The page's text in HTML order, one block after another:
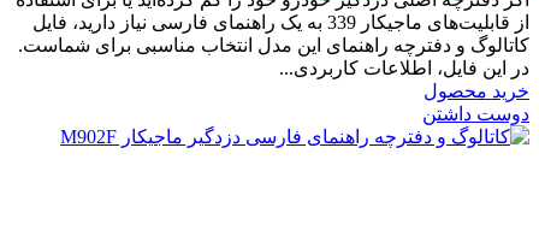
از قابلیت‌های ماجیکار 339 به یک راهنمای فارسی نیاز دارید، فایل
کاتالوگ و دفترچه راهنمای این مدل انتخاب مناسبی برای شماست.
در این فایل، اطلاعات کاربردی...
خرید محصول
دوست داشتن